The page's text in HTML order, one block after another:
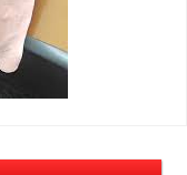
попадания
и жиров.
+50 °C.
и длительное